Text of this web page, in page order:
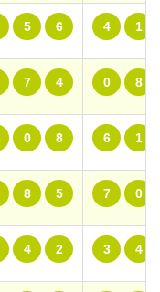
5 6 4 1
7 4 0 8
0 8 6 1
8 5 7 0
4 2 3 4